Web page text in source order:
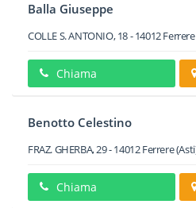
Balla Giuseppe
COLLE S. ANTONIO, 18-14012Ferrere
Chiama
Benotto Celestino
FRAZ. GHERBA, 29-14012Ferrere
Chiama